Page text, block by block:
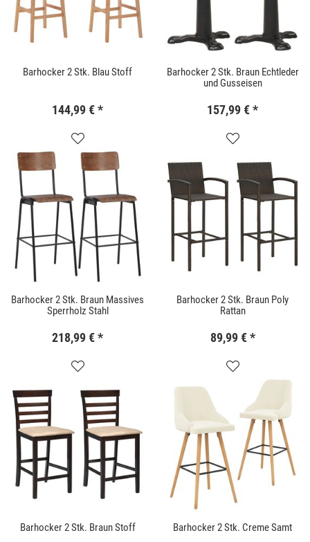
Barhocker 2 Stk. Blau Stoff
144,99 €*
Barhocker 2 Stk. Braun Echtleder
und Gusseisen
157,99 €*
Barhocker 2 Stk. Braun Massives
Sperrholz Stahl
218,99 €*
Barhocker 2 Stk. Braun Poly
Rattan
89,99 € *
Barhocker 2 Stk. Braun Stoff Barhocker 2 Stk. Creme Samt